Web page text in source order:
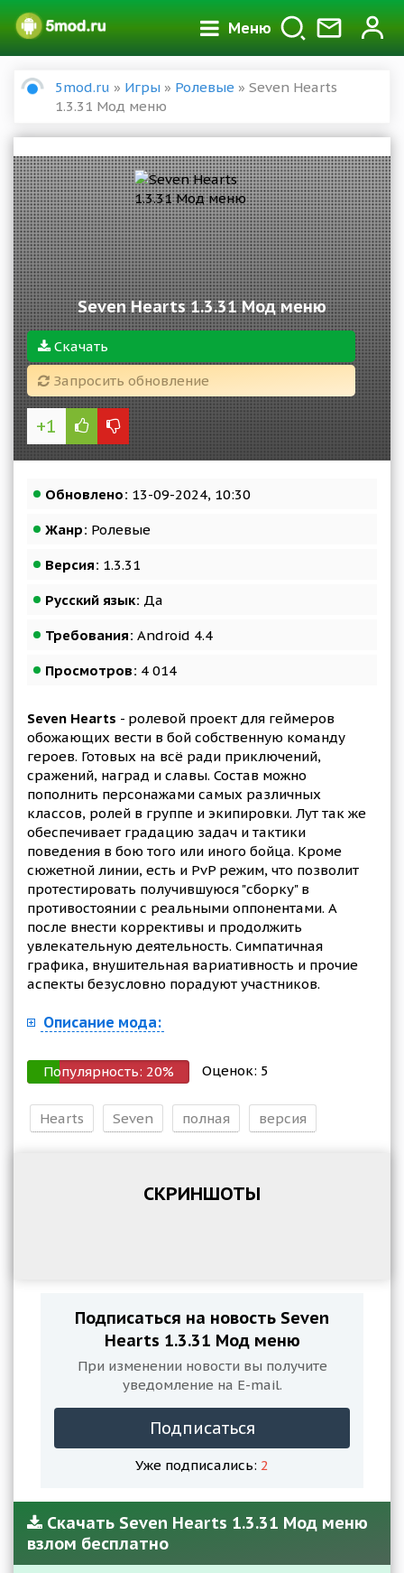
Меню
5mod.ru » Игры » Ролевые » Seven Hearts
1.3.31 Мод меню
Seven Hearts 1.3.31 Мод меню
Скачать
Запросить обновление
+1
Обновлено: 13-09-2024, 10:30
Жанр: Ролевые
Версия: 1.3.31
Русский язык: Да
Требования: Android 4.4
Просмотров: 4 014
Seven Hearts - ролевой проект для геймеров
обожающих вести в бой собственную команду
героев. Готовых на всё ради приключений,
сражений, наград и славы. Состав можно
пополнить персонажами самых различных
классов, ролей в группе и экипировки. Лут так же
обеспечивает градацию задач и тактики
поведения в бою того или иного бойца. Кроме
сюжетной линии, есть и PvP режим, что позволит
протестировать получившуюся "сборку" в
противостоянии с реальными оппонентами. А
после внести коррективы и продолжить
увлекательную деятельность. Симпатичная
графика, внушительная вариативность и прочие
аспекты безусловно порадуют участников.
Описание мода:
Популярность: 20% Оценок: 5
Hearts Seven полная версия
СКРИНШОТЫ
Подписаться на новость Seven
Hearts 1.3.31 Мод меню
При изменении новости вы получите
уведомление на E-mail.
Подписаться
Уже подписались: 2
Скачать Seven Hearts 1.3.31 Мод меню
взлом бесплатно